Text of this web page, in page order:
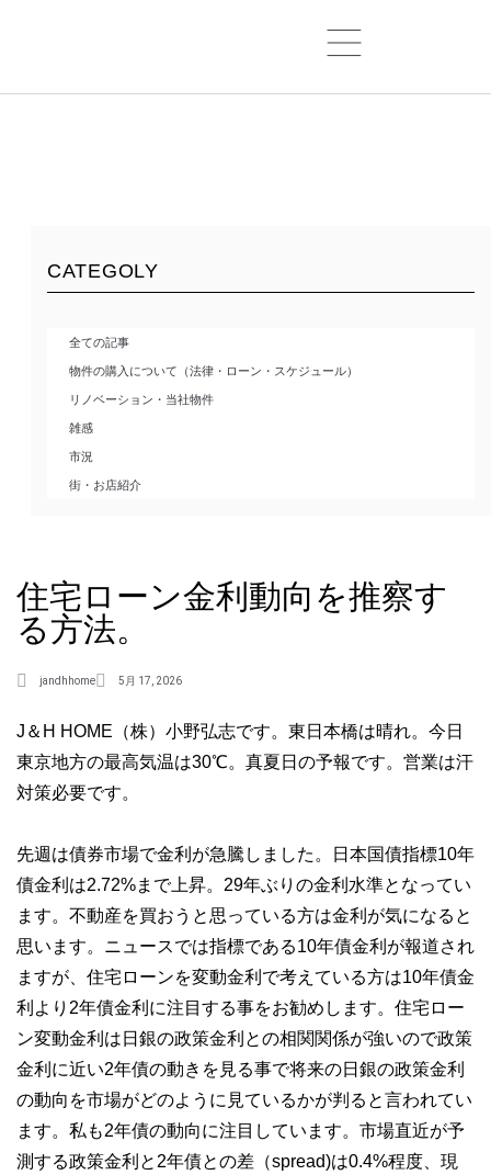
住宅ローン金利動向を推察す
る方法。
jandhhome 5月 17, 2026
J＆H HOME（株）小野弘志です。東日本橋は晴れ。今日
東京地方の最高気温は30℃。真夏日の予報です。営業は汗
対策必要です。
先週は債券市場で金利が急騰しました。日本国債指標10年
債金利は2.72%まで上昇。29年ぶりの金利水準となってい
ます。不動産を買おうと思っている方は金利が気になると
思います。ニュースでは指標である10年債金利が報道され
ますが、住宅ローンを変動金利で考えている方は10年債金
利より2年債金利に注目する事をお勧めします。住宅ロー
ン変動金利は日銀の政策金利との相関関係が強いので政策
金利に近い2年債の動きを見る事で将来の日銀の政策金利
の動向を市場がどのように見ているかが判ると言われてい
ます。私も2年債の動向に注目しています。市場直近が予
測する政策金利と2年債との差（spread)は0.4%程度、現
CATEGOLY
全ての記事
物件の購入について（法律・ローン・スケジュール）
リノベーション・当社物件
雑感
市況
街・お店紹介